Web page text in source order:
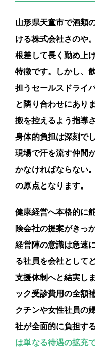
山形県天童市で酒類
ける株式会社さのや
根差して長く勤め上
特徴です。しかし、
担うセールスドライ
と隣り合わせにあり
搬を控えるよう指導
身体的負担は深刻で
現場で汗を流す仲間
かなければならない
の原点となります。
健康経営へ本格的に
険会社の提案がきっ
経営陣の意識は急速
る社員を会社として
支援体制へと結実し
ック受診費用の全額
クチンや女性社員の
社が全面的に負担す
は単なる待遇の拡充